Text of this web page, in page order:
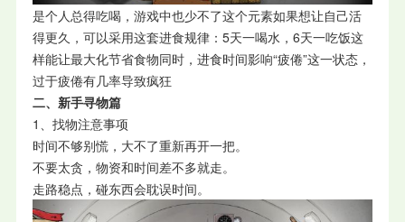
是个人总得吃喝，游戏中也少不了这个元素如果想让自己活
得更久，可以采用这套进食规律：5天一喝水，6天一吃饭这
样能让最大化节省食物同时，进食时间影响“疲倦”这一状态，
过于疲倦有几率导致疯狂
二、新手寻物篇
1、找物注意事项
时间不够别慌，大不了重新再开一把。
不要太贪，物资和时间差不多就走。
走路稳点，碰东西会耽误时间。